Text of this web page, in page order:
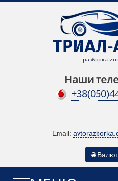
разборка
Наши
Email:
₴